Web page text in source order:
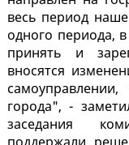
весь период
одного периода,
принять и
вносятся
города", -
заседания